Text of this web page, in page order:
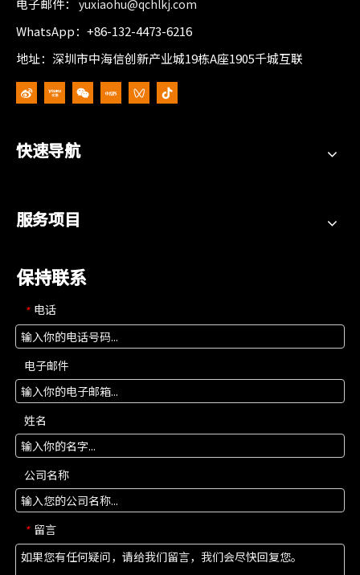
电子邮件： yuxiaohu@qchlkj.com
WhatsApp：+86-132-4473-6216
地址：深圳市中海信创新产业城19栋A座1905千城互联
快速导航
服务项目
保持联系
* 电话
电子邮件
姓名
公司名称
* 留言